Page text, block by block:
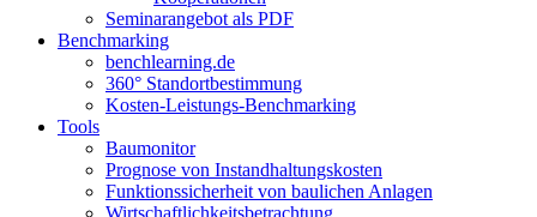
Seminarangebot als PDF
Benchmarking
benchlearning.de
360° Standortbestimmung
Kosten-Leistungs-Benchmarking
Tools
Baumonitor
Prognose von Instandhaltungskosten
Funktionssicherheit von baulichen Anlagen
Wirtschaftlichkeitsbetrachtung